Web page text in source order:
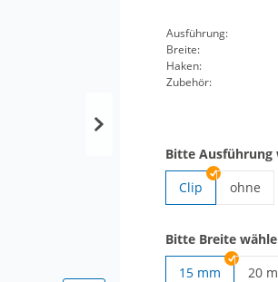
Ausführung:
Breite:
Haken:
Zubehör:
Bitte Ausführung
Clip
ohne
Bitte Breite
15 mm
20